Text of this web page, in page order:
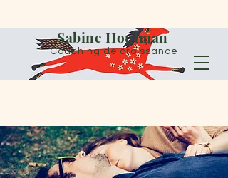
Sabine Houtman
Coaching de croissance